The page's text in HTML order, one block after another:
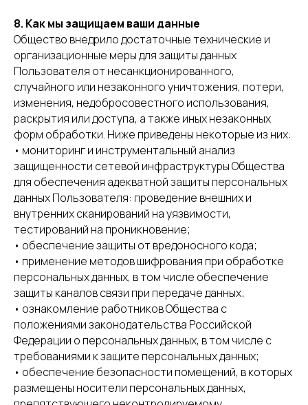
8. Как мы защищаем ваши данные
Общество внедрило достаточные технические и
организационные меры для защиты данных
Пользователя от несанкционированного,
случайного или незаконного уничтожения, потери,
изменения, недобросовестного использования,
раскрытия или доступа, а также иных незаконных
форм обработки. Ниже приведены некоторые из них:
• мониторинг и инструментальный анализ
защищенности сетевой инфраструктуры Общества
для обеспечения адекватной защиты персональных
данных Пользователя: проведение внешних и
внутренних сканирований на уязвимости,
тестирований на проникновение;
• обеспечение защиты от вредоносного кода;
• применение методов шифрования при обработке
персональных данных, в том числе обеспечение
защиты каналов связи при передаче данных;
• ознакомление работников Общества с
положениями законодательства Российской
Федерации о персональных данных, в том числе с
требованиями к защите персональных данных;
• обеспечение безопасности помещений, в которых
размещены носители персональных данных,
ОСТАЛИСЬ
ВОПРОСЫ?
Офис:
+7 (495) 120-65-61
Производство:
+7 (495) 120-65-61 ДОБ. 31
Напишите нам:
INFO@VSEPRIPRAVI.RU